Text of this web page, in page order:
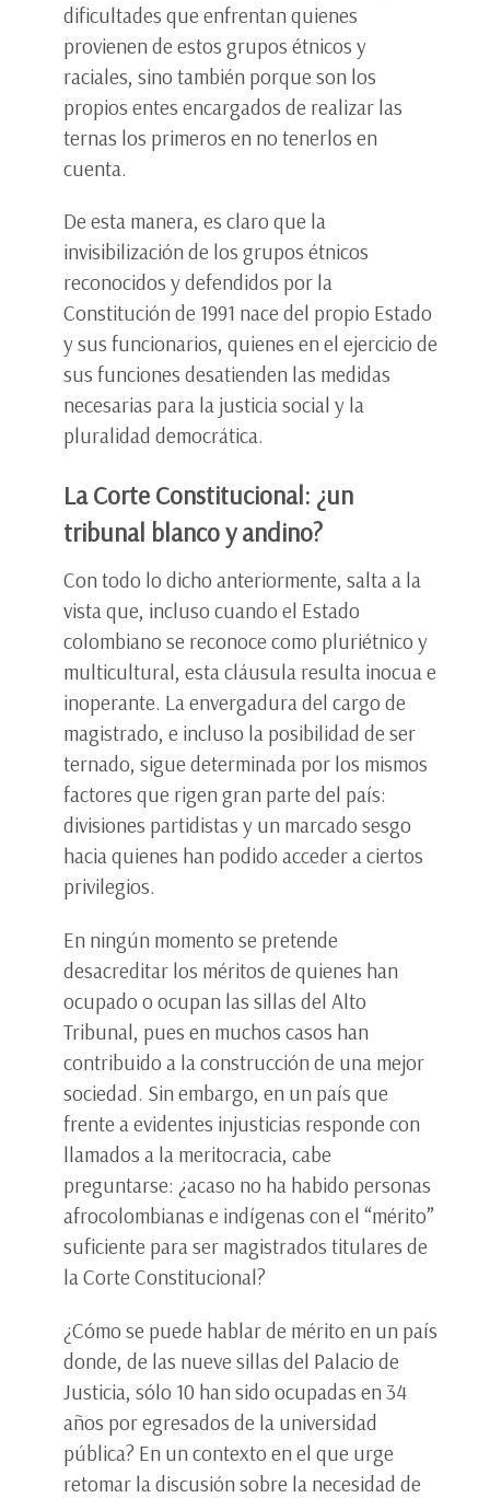
dificultades que enfrentan quienes
provienen de estos grupos étnicos y
raciales, sino también porque son los
propios entes encargados de realizar las
ternas los primeros en no tenerlos en
cuenta.
De esta manera, es claro que la
invisibilización de los grupos étnicos
reconocidos y defendidos por la
Constitución de 1991 nace del propio Estado
y sus funcionarios, quienes en el ejercicio de
sus funciones desatienden las medidas
necesarias para la justicia social y la
pluralidad democrática.
La Corte Constitucional: ¿un
tribunal blanco y andino?
Con todo lo dicho anteriormente, salta a la
vista que, incluso cuando el Estado
colombiano se reconoce como pluriétnico y
multicultural, esta cláusula resulta inocua e
inoperante. La envergadura del cargo de
magistrado, e incluso la posibilidad de ser
ternado, sigue determinada por los mismos
factores que rigen gran parte del país:
divisiones partidistas y un marcado sesgo
hacia quienes han podido acceder a ciertos
privilegios.
En ningún momento se pretende
desacreditar los méritos de quienes han
ocupado o ocupan las sillas del Alto
Tribunal, pues en muchos casos han
contribuido a la construcción de una mejor
sociedad. Sin embargo, en un país que
frente a evidentes injusticias responde con
llamados a la meritocracia, cabe
preguntarse: ¿acaso no ha habido personas
afrocolombianas e indígenas con el “mérito”
suficiente para ser magistrados titulares de
la Corte Constitucional?
¿Cómo se puede hablar de mérito en un país
donde, de las nueve sillas del Palacio de
Justicia, sólo 10 han sido ocupadas en 34
años por egresados de la universidad
pública? En un contexto en el que urge
retomar la discusión sobre la necesidad de